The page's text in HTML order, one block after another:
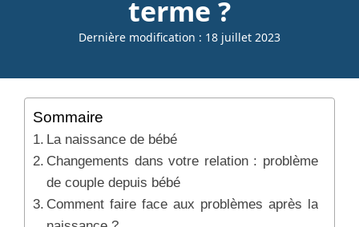
terme ?
Dernière modification : 18 juillet 2023
Sommaire
La naissance de bébé
Changements dans votre relation : problème
de couple depuis bébé
Comment faire face aux problèmes après la